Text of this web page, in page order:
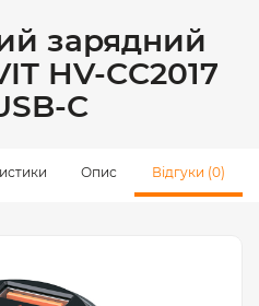
зарядний
HV-CC2017
C
Опис Відгуки (0)